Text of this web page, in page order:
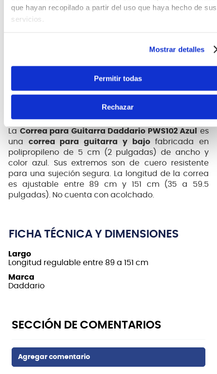
que hayan recopilado a partir del uso que haya hecho de sus
servicios.
Mostrar detalles
Permitir todas
Rechazar
correa de guitarra Daddarioque combine
resistencia, un atractivo color azul y una excelente
La Correa para Guitarra Daddario PWS102 Azul
es
una correa para guitarra y bajofabricada en
polipropileno de 5 cm (2 pulgadas) de ancho y
color azul. Sus extremos son de cuero resistente
para una sujeción segura. La longitud de la correa
es ajustable entre 89 cm y 151 cm (35 a 59.5
pulgadas). No cuenta con acolchado.
FICHA TÉCNICA Y DIMENSIONES
Largo
Longitud regulable entre 89 a 151 cm
Marca
Daddario